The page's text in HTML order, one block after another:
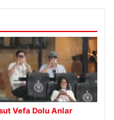
Vefa Dolu Anlar